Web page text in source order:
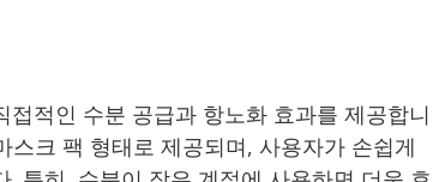
적인 수분 공급과 항노화 효과를 제공합니
크 팩 형태로 제공되며, 사용자가 손쉽게